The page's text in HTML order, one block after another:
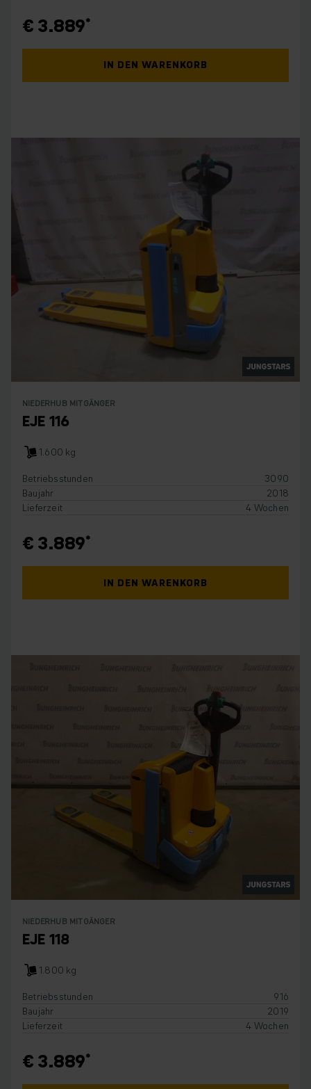
€ 3.889
IN DEN WARENKORB
NIEDERHUB MITGÄNGER
EJE 116
1.600 kg
Betriebsstunden
3090
Baujahr
2018
Lieferzeit
4 Wochen
€ 3.889
IN DEN WARENKORB
NIEDERHUB MITGÄNGER
EJE 118
1.800 kg
Betriebsstunden
916
Baujahr
2019
Lieferzeit
4 Wochen
€ 3.889